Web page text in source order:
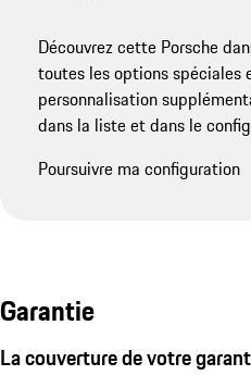
Découvrez cette Porsche
toutes les options spéciales
personnalisation
dans la liste et dans le
Poursuivre ma configuration
Garantie
La couverture de votre